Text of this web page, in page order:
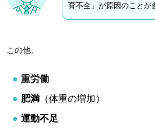
育不全」が原因のことが
この他、
重労働
肥満 （体重の増加）
運動不足